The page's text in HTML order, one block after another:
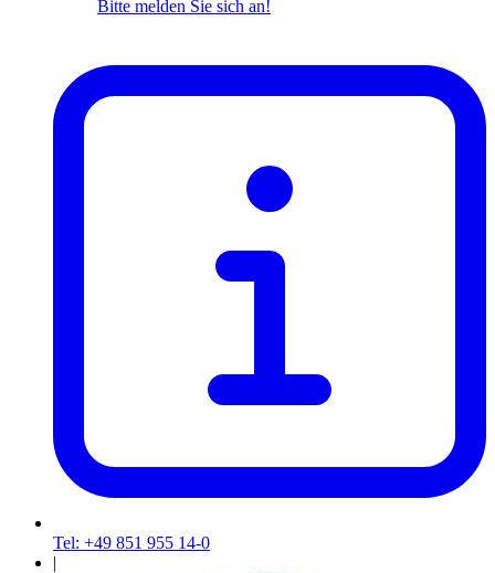
Bitte melden Sie sich an!
Tel: +49 851 955 14-0
|